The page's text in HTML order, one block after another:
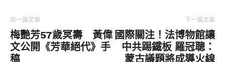
前一篇文章
梅艷芳57歲冥壽 黃偉
文公開《芳華絕代》手
稿
下一篇文章
國際關注！法博物館讓
中共踢鐵板 羅冠聰：
蒙古議題將成導火線